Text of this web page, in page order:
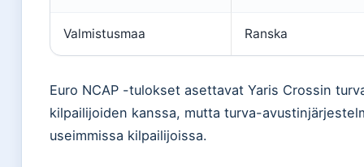
Valmistusmaa Ranska
Euro NCAP -tulokset asettavat Yaris Crossin
kilpailijoiden kanssa, mutta turva-
useimmissa kilpailijoissa.